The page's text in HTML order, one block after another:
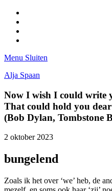
Menu Sluiten
Alja Spaan
Now I wish I could write
That could hold you
(Bob Dylan, Tombstone
2 oktober 2023
bungelend
Zoals ik het over ‘we’ heb, de